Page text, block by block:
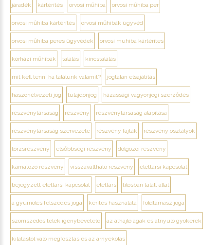
járadék kártérítés orvosi műhiba orvosi műhiba per
orvosi műhiba kártérítés orvosi műhibák ügyvéd
orvosi műhiba peres ügyvédek orvosi muhiba kártérítes
kórházi műhibák találás kincstalálás
mit kell tenni ha találunk valamit? jogtalan elsajátítás
haszonélvezeti jog tulajdonjog házassági vagyonjogi szerződés
részvénytársaság részvény részvénytársaság alapítása
részvénytársaság szervezete részvény fajták részvény osztályok
törzsrészvény elsőbbségi részvény dolgozói részvény
kamatozó részvény visszaváltható részvény élettársi kapcsolat
bejegyzett élettársi kapcsolat élettárs tilosban talált állat
a gyümölcs felszedés joga kerítés használata földtámasz joga
szomszédos telek igénybevétele az áthajló ágak és átnyúló gyökerek
kilátástól való megfosztás és az árnyékolás